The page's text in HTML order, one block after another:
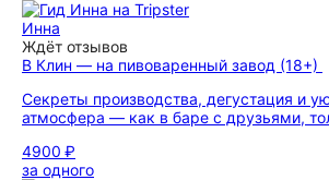
Инна
Ждёт отзывов
В Клин — на пивоваренный завод (18+)
Секреты производства, дегустация и
атмосфера — как в баре с друзьями,
4900 ₽
за одного